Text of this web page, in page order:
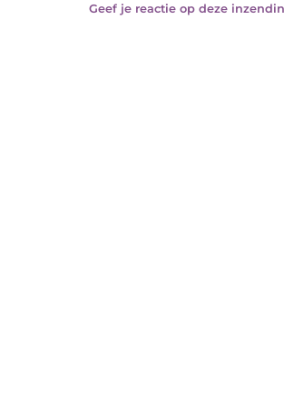
Geef je reactie op deze